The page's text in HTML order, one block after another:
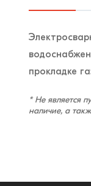
прокладке
* Не является
наличие, а